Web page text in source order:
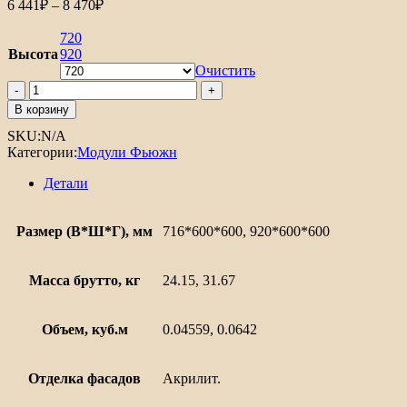
6 441 ₽ – 8 470₽
8
Высота
720
920
Очистить
Количество
товара
Шкаф
верхний
угловой
В корзину
SKU:N/A
Категории:Модули Фьюжн
Детали
Размер (В*Ш*Г), мм 716*600*600, 920*600*600
Масса брутто, кг 24.15, 31.67
Объем, куб.м 0.04559, 0.0642
Отделка фасадов Акрилит.